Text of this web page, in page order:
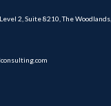
2, Suite 8210, The Woodlands,